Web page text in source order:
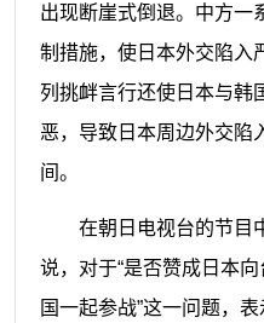
出现断崖式倒退。中方一
制措施，使日本外交陷入
列挑衅言行还使日本与韩
恶，导致日本周边外交陷
间。
在朝日电视台的节目
说，对于“是否赞成日本
国一起参战”这一问题，